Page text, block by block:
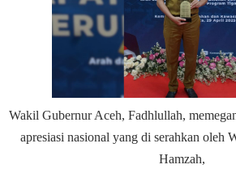
Wakil Gubernur Aceh, Fadhlullah,
apresiasi nasional yang di serahkan oleh
Hamzah,